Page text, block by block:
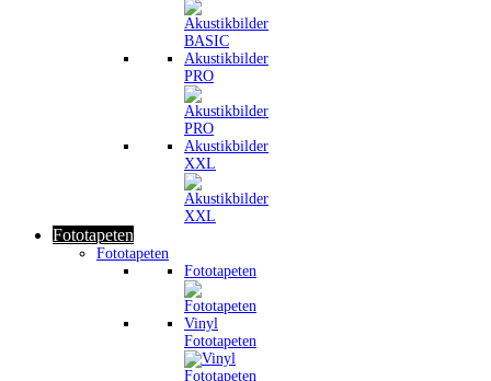
Akustikbilder
PRO
Akustikbilder
XXL
Fototapeten
Fototapeten
Fototapeten
Vinyl
Fototapeten